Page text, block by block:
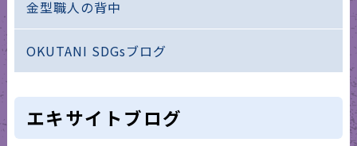
金型職人の背中
OKUTANI SDGsブログ
エキサイトブログ